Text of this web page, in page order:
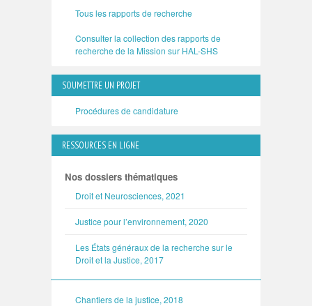
Tous les rapports de recherche
Consulter la collection des rapports de
recherche de la Mission sur HAL-SHS
SOUMETTRE UN PROJET
Procédures de candidature
RESSOURCES EN LIGNE
Nos dossiers thématiques
Droit et Neurosciences, 2021
Justice pour l’environnement, 2020
Les États généraux de la recherche sur le
Droit et la Justice, 2017
Chantiers de la justice, 2018